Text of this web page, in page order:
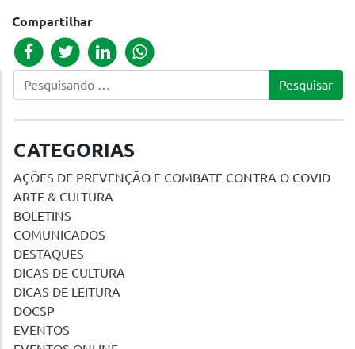
Compartilhar
Pesquisar
CATEGORIAS
AÇÕES DE PREVENÇÃO E COMBATE CONTRA O COVID
ARTE & CULTURA
BOLETINS
COMUNICADOS
DESTAQUES
DICAS DE CULTURA
DICAS DE LEITURA
DOCSP
EVENTOS